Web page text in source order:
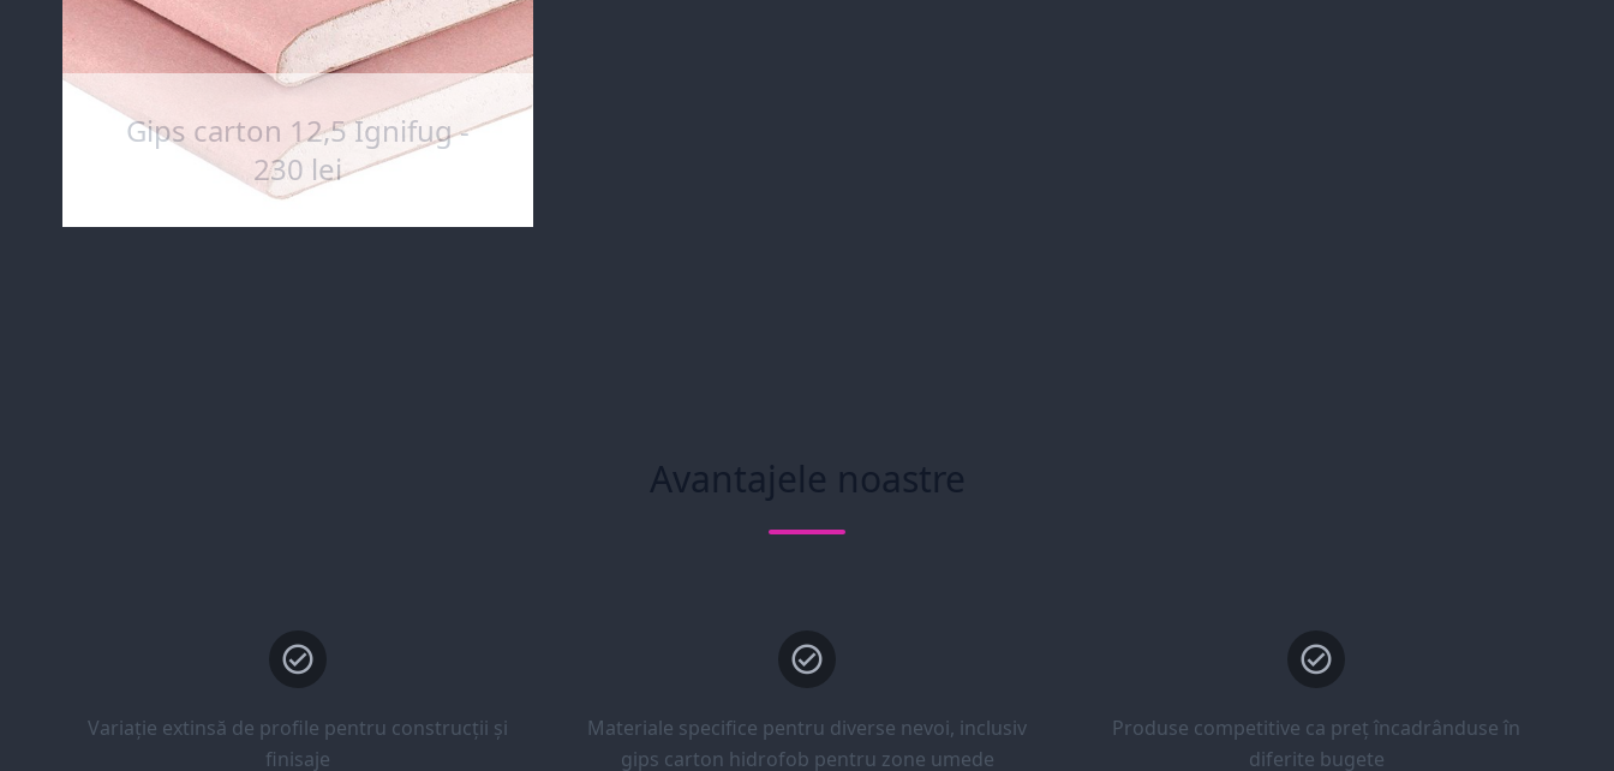
Gips carton 12,5 Ignifug -
230 lei
Avantajele noastre
Variație extinsă de profile pentru construcții și
finisaje
Materiale specifice pentru diverse nevoi, inclusiv
gips carton hidrofob pentru zone umede
Produse competitive ca preț încadrânduse în
diferite bugete